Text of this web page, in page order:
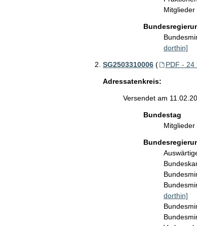
dorthin]
SG2503310006 ( PDF - 24
Adressatenkreis:
Versendet am
Bundestag
dorthin]